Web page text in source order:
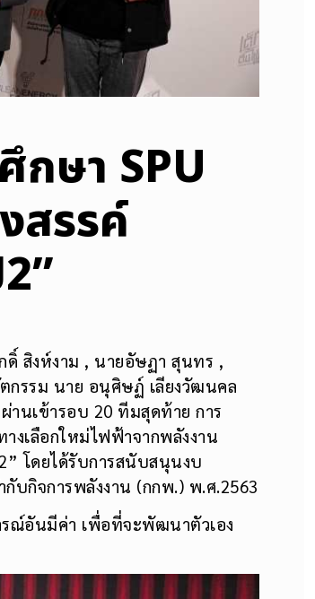
ษา SPU
สรรค์
สิงห์งาม , นายอัษฏา สุนทร ,
กรรม นาย อนุศิษฏ์ เลียงวัฒนคล
นเข้ารอบ 20 ทีมสุดท้าย การ
งเลือกใหม่ไฟฟ้าจากพลังงาน
โดยได้รับการสนับสนุนงบ
บกิจการพลังงาน (กกพ.) พ.ศ.2563
รณ์อันมีค่า เพื่อที่จะพัฒนาตัวเอง